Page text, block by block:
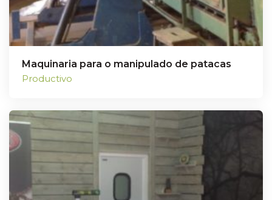
Maquinaria para o manipulado de patacas
Productivo